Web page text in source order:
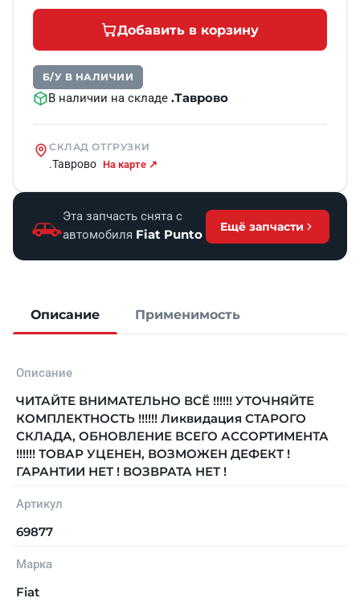
Добавить в корзину
Б/У В НАЛИЧИИ
В наличии на складе .Таврово
СКЛАД ОТГРУЗКИ
.Таврово На карте ↗
Эта запчасть снята с
автомобиля Fiat Punto
Ещё запчасти
Описание Применимость
Описание
ЧИТАЙТЕ ВНИМАТЕЛЬНО ВСЁ !!!!!! УТОЧНЯЙТЕ
КОМПЛЕКТНОСТЬ !!!!!! Ликвидация СТАРОГО
СКЛАДА, ОБНОВЛЕНИЕ ВСЕГО АССОРТИМЕНТА
!!!!!! ТОВАР УЦЕНЕН, ВОЗМОЖЕН ДЕФЕКТ !
ГАРАНТИИ НЕТ ! ВОЗВРАТА НЕТ !
Артикул
69877
Марка
Fiat